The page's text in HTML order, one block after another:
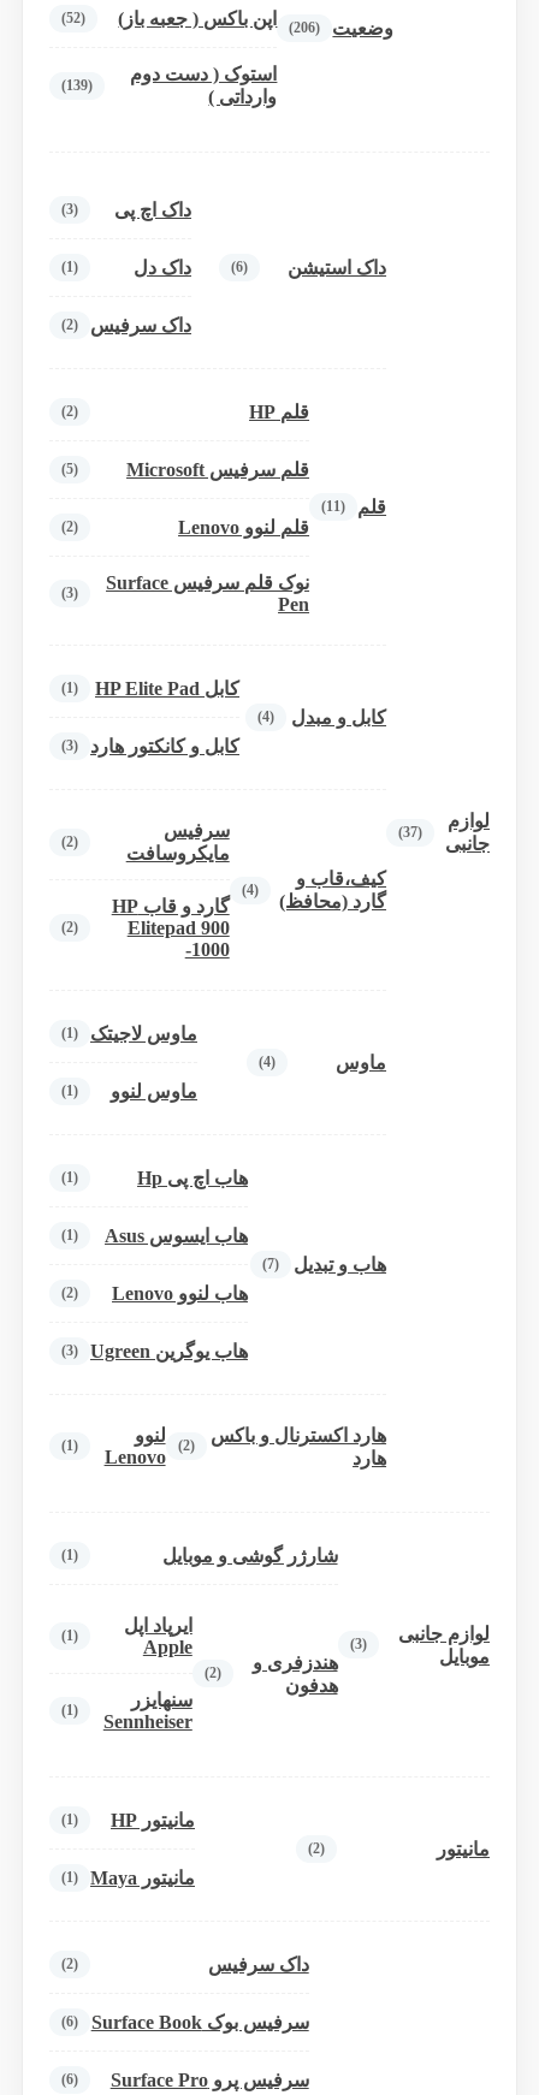
وضعیت (206) اپن باکس ( جعبه باز) (52)
استوک ( دست دوم
وارداتی )
(139)
لوازم
جانبی
(37)
داک استیشن (6)
داک اچ پی (3)
داک دل (1)
داک سرفیس (2)
قلم (11)
قلم HP (2)
قلم سرفیس Microsoft (5)
قلم لنوو Lenovo (2)
نوک قلم سرفیس Surface
Pen
(3)
کابل و مبدل (4)
کابل HP Elite Pad (1)
کابل و کانکتور هارد (3)
کیف،قاب و
گارد (محافظ)
(4)
سرفیس
مایکروسافت
(2)
گارد و قاب HP
Elitepad 900
-1000
(2)
ماوس (4)
ماوس لاجیتک (1)
ماوس لنوو (1)
هاب و تبدیل (7)
هاب اچ پی Hp (1)
هاب ایسوس Asus (1)
هاب لنوو Lenovo (2)
هاب یوگرین Ugreen (3)
هارد اکسترنال و باکس
هارد
(2)
لنوو
Lenovo
(1)
لوازم جانبی
موبایل
(3)
شارژر گوشی و موبایل (1)
هندزفری و
هدفون
(2)
ایرپاد اپل
Apple
(1)
سنهایزر
Sennheiser
(1)
مانیتور (2)
مانیتور HP (1)
مانیتور Maya (1)
داک سرفیس (2)
سرفیس بوک Surface Book (6)
سرفیس پرو Surface Pro (6)